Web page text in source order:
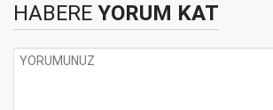
HABERE YORUM KAT